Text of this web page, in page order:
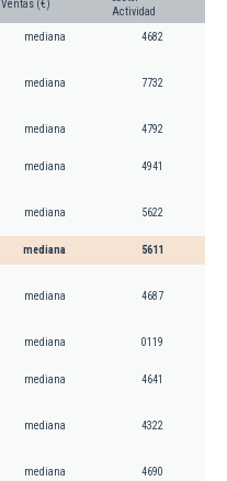
Ventas (€)
Actividad
mediana 4682
mediana 7732
mediana 4792
mediana 4941
mediana 5622
mediana 5611
mediana 4687
mediana 0119
mediana 4641
mediana 4322
mediana 4690